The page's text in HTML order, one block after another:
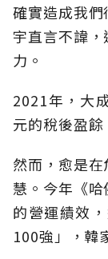
確實造成我
宇直言不諱
力。
2021年，大
元的稅後盈
然而，愈是
慧。今年《
的營運績效
100強」，韓